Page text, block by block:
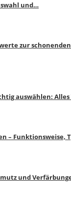
und…
zur
auswählen:
–
und